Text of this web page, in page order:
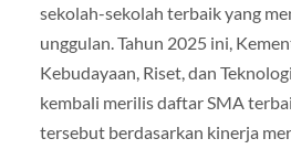
sekolah-sekolah terbaik yang
unggulan. Tahun 2025 ini,
Kebudayaan, Riset, dan
kembali merilis daftar SMA
tersebut berdasarkan kinerja